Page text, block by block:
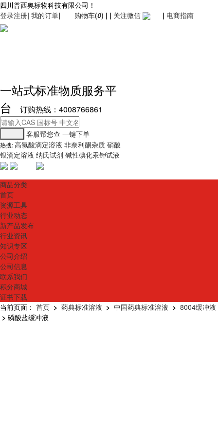
四川普西奥标物科技有限公司！
登录注册| 我的订单| 购物车(0) | | 关注微信 | 电商指南
一站式标准物质服务平
台
订购热线：4008766861
客服帮您查 一键下单
热搜:高氯酸滴定溶液 非奈利酮杂质 硝酸
银滴定溶液 纳氏试剂 碱性碘化汞钾试液
商品分类
首页
资源工具
行业动态
新产品发布
行业资讯
知识专区
公司介绍
公司信息
联系我们
积分商城
证书下载
当前页面： 首页 > 药典标准溶液 > 中国药典标准溶液 > 8004缓冲液
> 磷酸盐缓冲液